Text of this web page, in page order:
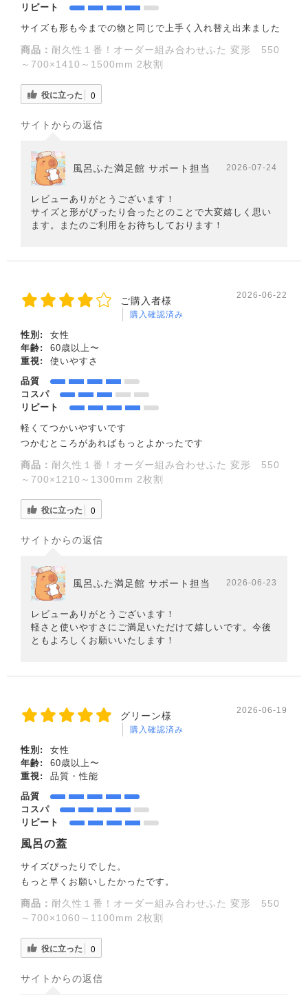
リピート
サイズも形も今までの物と同じで上手く入れ替え出来ました
商品： 耐久性１番！オーダー組み合わせふた 変形 550
～700×1410～1500mm 2枚割
役に立った 0
サイトからの返信
風呂ふた満足館 サポート担当 2026-07-24
レビューありがとうございます！
サイズと形がぴったり合ったとのことで大変嬉しく思い
ます。またのご利用をお待ちしております！
ご購入者様
購入確認済み
2026-06-22
性別:
女性
年齢:
60歳以上〜
重視:
使いやすさ
品質
コスパ
リピート
軽くてつかいやすいです
つかむところがあればもっとよかったです
商品： 耐久性１番！オーダー組み合わせふた 変形 550
～700×1210～1300mm 2枚割
役に立った 0
サイトからの返信
風呂ふた満足館 サポート担当 2026-06-23
レビューありがとうございます！
軽さと使いやすさにご満足いただけて嬉しいです。今後
ともよろしくお願いいたします！
グリーン様
購入確認済み
2026-06-19
性別:
女性
年齢:
60歳以上〜
重視:
品質・性能
品質
コスパ
リピート
風呂の蓋
サイズぴったりでした。
もっと早くお願いしたかったです。
商品： 耐久性１番！オーダー組み合わせふた 変形 550
～700×1060～1100mm 2枚割
役に立った 0
サイトからの返信